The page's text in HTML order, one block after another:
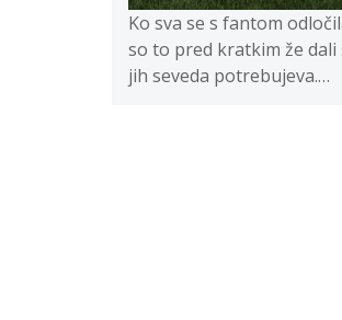
Ko sva se s fantom
so to pred kratkim že
jih seveda potrebujeva.…